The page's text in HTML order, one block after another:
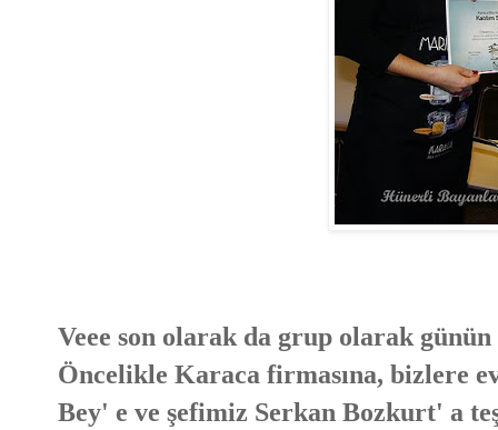
Veee son olarak da grup olarak
Öncelikle Karaca firmasına, bizlere
Bey' e ve şefimiz Serkan Bozkurt' a